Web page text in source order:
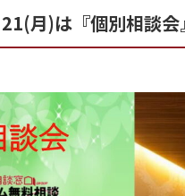
月)は『個別相談